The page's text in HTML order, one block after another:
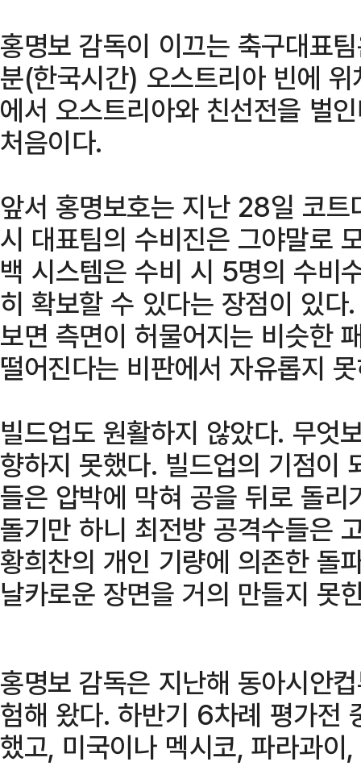
홍명보 감독이 이끄는 축구대표
분(한국시간) 오스트리아 빈에
에서 오스트리아와 친선전을 벌
처음이다.
앞서 홍명보호는 지난 28일 코
시 대표팀의 수비진은 그야말로
백 시스템은 수비 시 5명의 수비
히 확보할 수 있다는 장점이 있
보면 측면이 허물어지는 비슷한
떨어진다는 비판에서 자유롭지
빌드업도 원활하지 않았다. 무엇
향하지 못했다. 빌드업의 기점이
들은 압박에 막혀 공을 뒤로 돌
돌기만 하니 최전방 공격수들은
황희찬의 개인 기량에 의존한 돌
날카로운 장면을 거의 만들지 못
홍명보 감독은 지난해 동아시안
험해 왔다. 하반기 6차례 평가전
했고, 미국이나 멕시코, 파라과